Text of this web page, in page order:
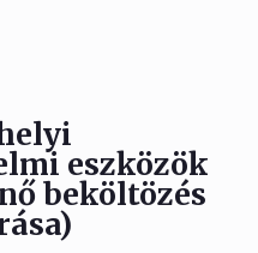
eszközök
beköltözés